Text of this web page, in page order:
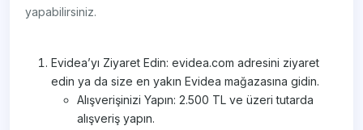
yapabilirsiniz.
Evidea’yı Ziyaret Edin: evidea.com adresini ziyaret
edin ya da size en yakın Evidea mağazasına gidin.
Alışverişinizi Yapın: 2.500 TL ve üzeri tutarda
alışveriş yapın.